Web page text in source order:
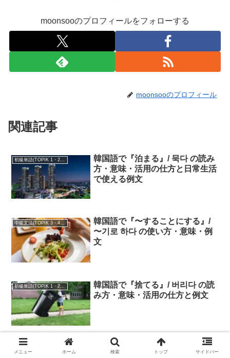
moonsooのプロフィールをフォローする
moonsooのプロフィール
関連記事
初級単語(TOPIK 1・2級)
韓国語で『泊まる』/ 묵다 の読み
方・意味・活用の仕方と日常生活
で使える例文
中級文法(TOPIK 3・4級)
韓国語で『〜することにする』/
〜기로 하다 の使い方・意味・例
文
初級単語(TOPIK 1・2級)
韓国語で『捨てる』/ 버리다 の読
み方・意味・活用の仕方と例文
初級文法(TOPIK 1・2級)
韓国語の「〜네요/〜ですね」と
メニュー ホーム 検索 トップ サイドバー